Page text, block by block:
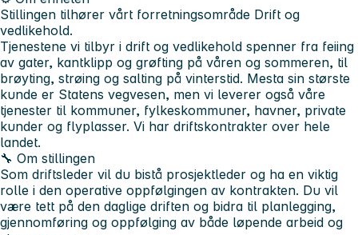
Stillingen tilhører vårt forretningsområde Drift og
vedlikehold.
Tjenestene vi tilbyr i drift og vedlikehold spenner fra feiing
av gater, kantklipp og grøfting på våren og sommeren, til
brøyting, strøing og salting på vinterstid. Mesta sin største
kunde er Statens vegvesen, men vi leverer også våre
tjenester til kommuner, fylkeskommuner, havner, private
kunder og flyplasser. Vi har driftskontrakter over hele
landet.
🔧 Om stillingen
Som driftsleder vil du bistå prosjektleder og ha en viktig
rolle i den operative oppfølgingen av kontrakten. Du vil
være tett på den daglige driften og bidra til planlegging,
gjennomføring og oppfølging av både løpende arbeid og